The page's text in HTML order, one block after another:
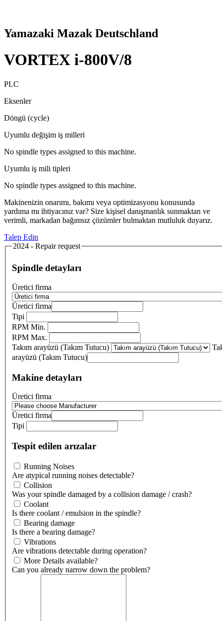
Yamazaki Mazak Deutschland
VORTEX i-800V/8
PLC
Eksenler
Döngü (cycle)
Uyumlu değişim iş milleri
No spindle types assigned to this machine.
Uyumlu iş mili tipleri
No spindle types assigned to this machine.
Makinenizin onarımı, bakımı veya optimizasyonu konusunda
yardıma mı ihtiyacınız var? Size kişisel danışmanlık sunmaktan ve
verimli, markadan bağımsız çözümler bulmaktan mutluluk duyarız.
Talep Edin
2024 - Repair request
Spindle detayları
Üretici firma
Üretici firma
Tipi
RPM Min.
RPM Max.
Takım arayüzü (Takım Tutucu)
arayüzü (Takım Tutucu)
Makine detayları
Üretici firma
Üretici firma
Tipi
Tespit edilen arızalar
Running Noises
Are atypical running noises detectable?
Collision
Was your spindle damaged by a collision damage / crash?
Coolant
Is there coolant / emulsion in the spindle?
Bearing damage
Is there a bearing damage?
Vibrations
Are vibrations detectable during operation?
More Details available?
Can you already narrow down the problem?